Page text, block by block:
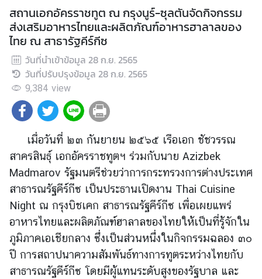
ะ
ท
ร
ว
ง
ก
า
ร
ต่
า
ง
ป
ร
ะ
ท
ศ
สถานเอกอัครราชทูต ณ กรุงนูร์-ซุลตันจัดกิจกรรม
ส่งเสริมอาหารไทยและผลิตภัณฑ์อาหารฮาลาลของ
ไทย ณ สาธารัฐคีร์กีซ
วันที่นำเข้าข้อมูล 28 ก.ย. 2565
วันที่ปรับปรุงข้อมูล 28 ก.ย. 2565
9,384 view
เมื่อวันที่ ๒๓ กันยายน ๒๕๖๕ เรือเอก ชัชวรรณ
สาครสินธุ์ เอกอัครราชทูตฯ ร่วมกับนาย Azizbek
Madmarov รัฐมนตรีช่วยว่าการกระทรวงการต่างประเทศ
สาธารณรัฐคีร์กีซ เป็นประธานเปิดงาน Thai Cuisine
Night ณ กรุงบิชเคก สาธารณรัฐคีร์กีซ เพื่อเผยแพร่
อาหารไทยและผลิตภัณฑ์ฮาลาลของไทยให้เป็นที่รู้จักใน
ภูมิภาคเอเชียกลาง ซึ่งเป็นส่วนหนึ่งในกิจกรรมฉลอง ๓๐
ปี การสถาปนาความสัมพันธ์ทางการทูตระหว่างไทยกับ
สาธารณรัฐคีร์กีซ โดยมีผู้แทนระดับสูงของรัฐบาล และ